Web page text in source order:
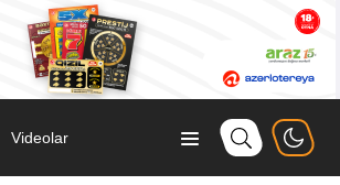
Videolar